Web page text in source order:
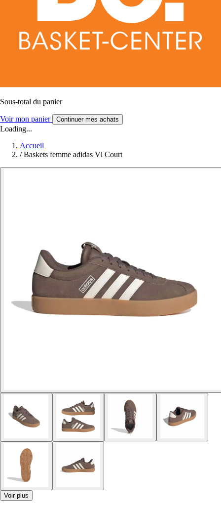
Sous-total du panier
Voir mon panier Continuer mes achats
Loading...
Accueil
/ Baskets femme adidas Vl Court
Voir plus